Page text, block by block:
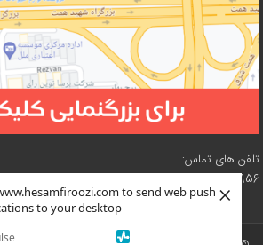
to send web push
to your desktop.
×
تلفن های تماس:
02188210956 – 02188619057 – 02188618073 – 02188619216